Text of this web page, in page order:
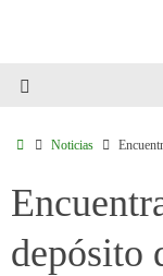
Noticias
depósito